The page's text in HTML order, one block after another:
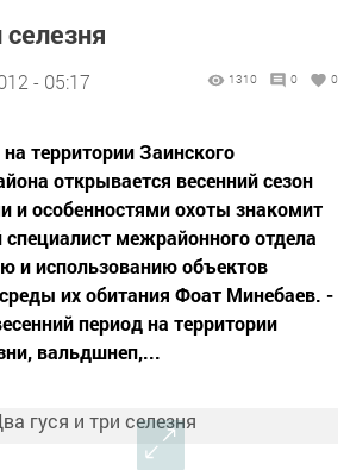
- 05:17 1310 0 0
территории Заинского
открывается весенний сезон
и особенностями охоты знакомит
специалист межрайонного отдела
и использованию объектов
их обитания Фоат Минебаев. -
период на территории
вальдшнеп,...